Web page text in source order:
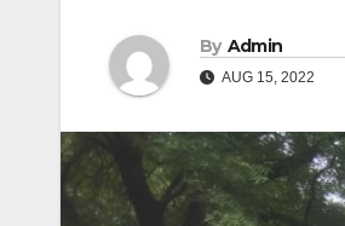
By Admin
AUG 15, 2022